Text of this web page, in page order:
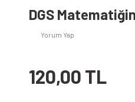
DGS
Yorum Yap
120,00 TL